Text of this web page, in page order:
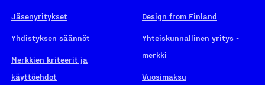
Jäsenyritykset
Yhdistyksen säännöt
Merkkien kriteerit ja
käyttöehdot
Design from Finland
Yhteiskunnallinen yritys -
merkki
Vuosimaksu